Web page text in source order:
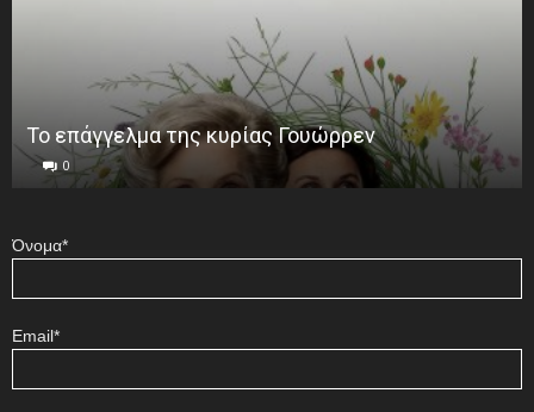
Το επάγγελμα της κυρίας Γουώρρεν
0
Όνομα*
Email*